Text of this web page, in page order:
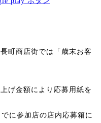
町商店街では「歳末お客
げ金額により応募用紙を
に参加店の店内応募箱に